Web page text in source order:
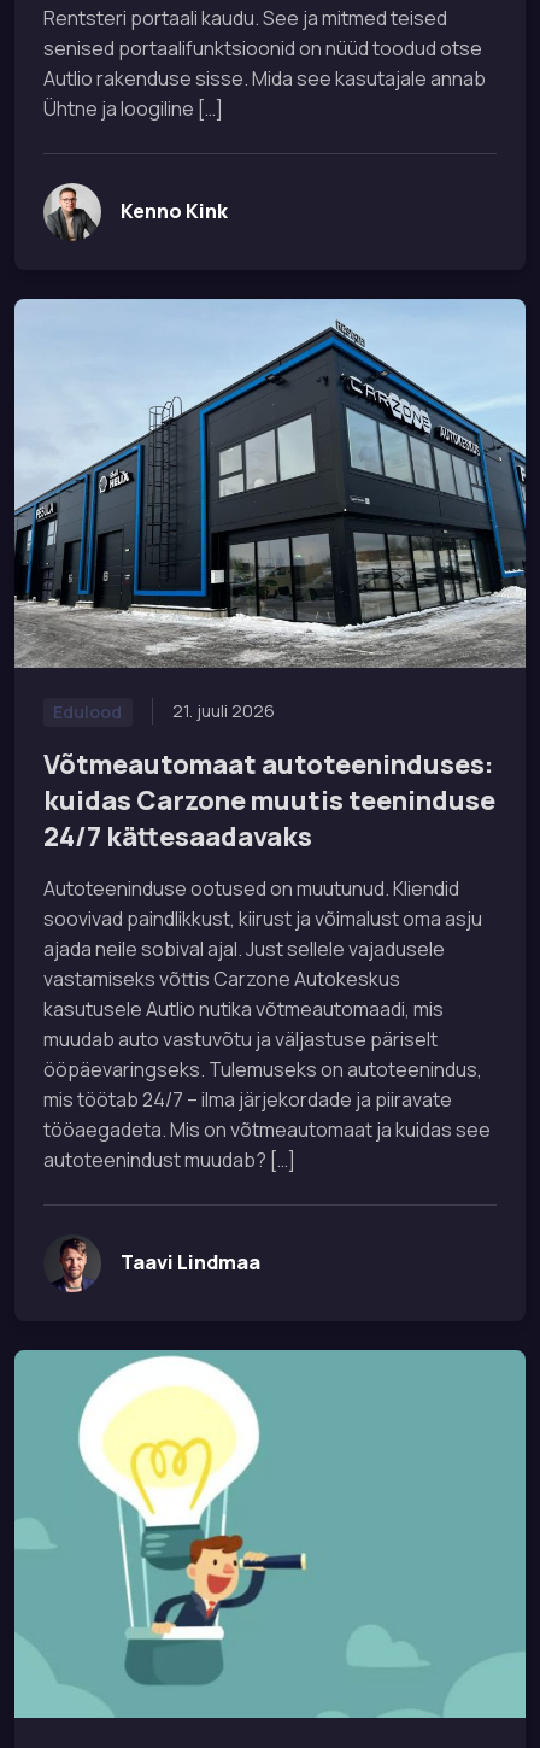
Rentsteri portaali kaudu. See ja mitmed teised
senised portaalifunktsioonid on nüüd toodud otse
Autlio rakenduse sisse. Mida see kasutajale annab
Ühtne ja loogiline […]
Kenno Kink
Edulood 21. juuli 2026
Võtmeautomaat autoteeninduses:
kuidas Carzone muutis teeninduse
24/7 kättesaadavaks
Autoteeninduse ootused on muutunud. Kliendid
soovivad paindlikkust, kiirust ja võimalust oma asju
ajada neile sobival ajal. Just sellele vajadusele
vastamiseks võttis Carzone Autokeskus
kasutusele Autlio nutika võtmeautomaadi, mis
muudab auto vastuvõtu ja väljastuse päriselt
ööpäevaringseks. Tulemuseks on autoteenindus,
mis töötab 24/7 – ilma järjekordade ja piiravate
tööaegadeta. Mis on võtmeautomaat ja kuidas see
autoteenindust muudab? […]
Taavi Lindmaa